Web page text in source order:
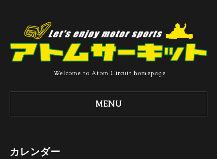
Welcome to Atom Circuit homepage
MENU
カレンダー